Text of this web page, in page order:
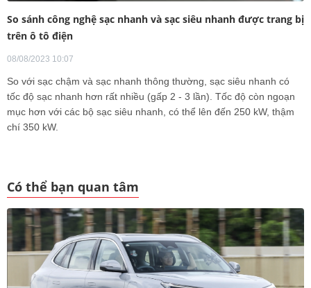
So sánh công nghệ sạc nhanh và sạc siêu nhanh được trang bị
trên ô tô điện
08/08/2023 10:07
So với sạc chậm và sạc nhanh thông thường, sạc siêu nhanh có
tốc độ sạc nhanh hơn rất nhiều (gấp 2 - 3 lần). Tốc độ còn ngoạn
mục hơn với các bộ sạc siêu nhanh, có thể lên đến 250 kW, thậm
chí 350 kW.
Có thể bạn quan tâm